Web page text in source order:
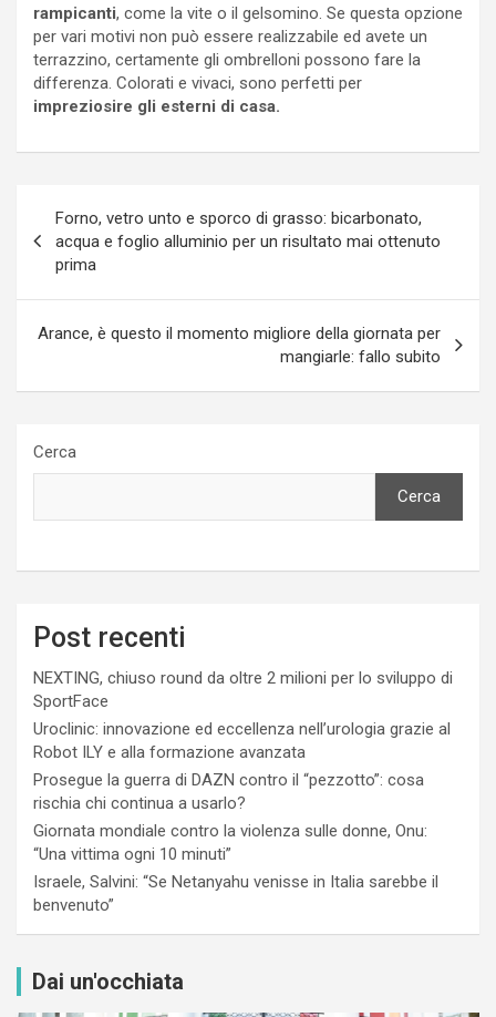
rampicanti, come la vite o il gelsomino. Se questa opzione
per vari motivi non può essere realizzabile ed avete un
terrazzino, certamente gli ombrelloni possono fare la
differenza. Colorati e vivaci, sono perfetti per
impreziosire gli esterni di casa.
articoli
Forno, vetro unto e sporco di grasso: bicarbonato,
acqua e foglio alluminio per un risultato mai ottenuto
prima
Arance, è questo il momento migliore della giornata per
mangiarle: fallo subito
Cerca
Cerca
Post recenti
NEXTING, chiuso round da oltre 2 milioni per lo sviluppo di
SportFace
Uroclinic: innovazione ed eccellenza nell’urologia grazie al
Robot ILY e alla formazione avanzata
Prosegue la guerra di DAZN contro il “pezzotto”: cosa
rischia chi continua a usarlo?
Giornata mondiale contro la violenza sulle donne, Onu:
“Una vittima ogni 10 minuti”
Israele, Salvini: “Se Netanyahu venisse in Italia sarebbe il
benvenuto”
Dai un'occhiata